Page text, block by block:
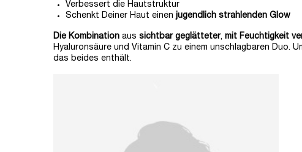
Verbessert die Hautstruktur
Schenkt Deiner Haut einen
jugendlich strahlenden Glow
Die Kombination aus sichtbar geglätteter, mit Feuchtigkeit
Hyaluronsäure und Vitamin C zu einem unschlagbaren Duo.
das beides enthält.